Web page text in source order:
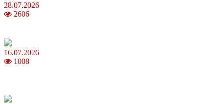
28.07.2026
2606
16.07.2026
1008